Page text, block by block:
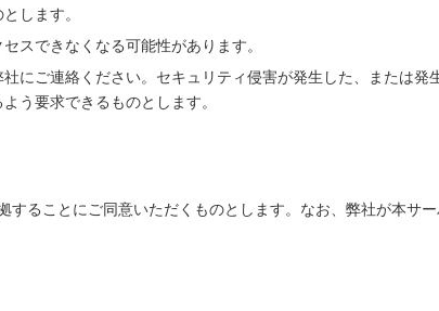
します。
スできなくなる可能性があります。
にご連絡ください。セキュリティ侵害が発生した、または発
う要求できるものとします。
することにご同意いただくものとします。なお、弊社が本サ